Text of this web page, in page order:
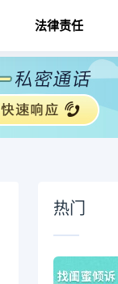
法律责任
热门